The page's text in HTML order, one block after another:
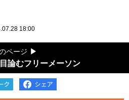
18:00
ページ
論むフリーメーソン